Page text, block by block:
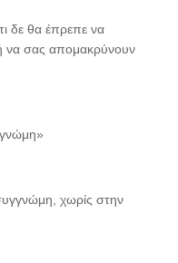
δε θα έπρεπε να
να σας απομακρύνουν
χωρίς στην